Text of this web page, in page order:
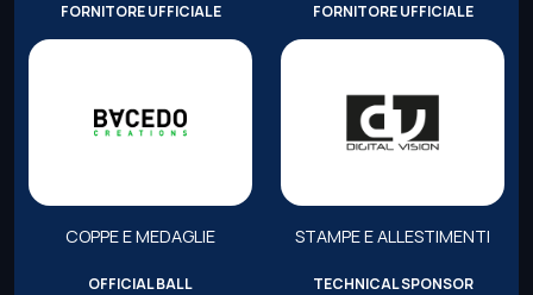
FORNITORE UFFICIALE
COPPE E MEDAGLIE
FORNITORE UFFICIALE
STAMPE E ALLESTIMENTI
OFFICIAL BALL TECHNICAL SPONSOR